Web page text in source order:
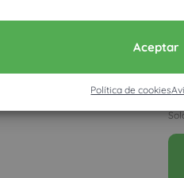
Aceptar
Política de cookies